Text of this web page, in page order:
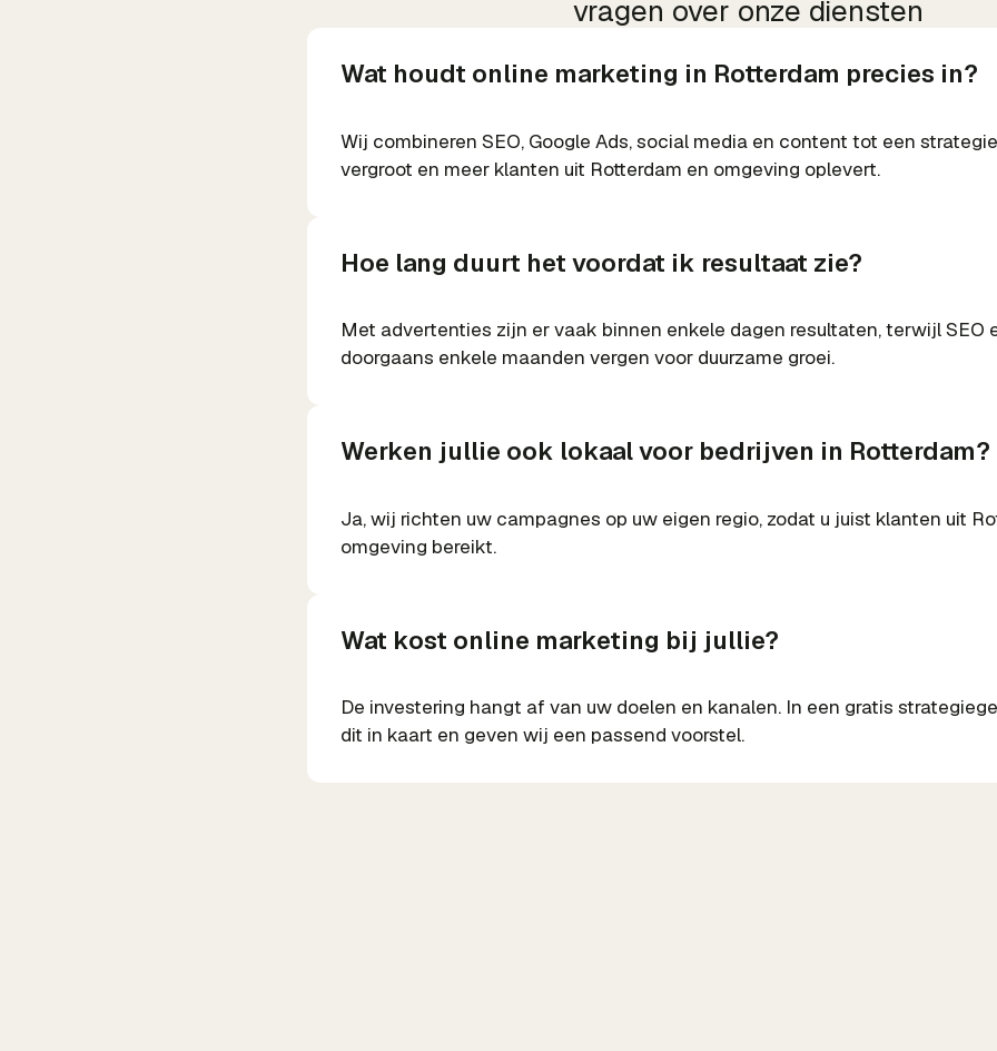
vragen over onze diensten
Wat houdt online marketing in Rotterdam precies in?
Wij combineren SEO, Google Ads, social media en content tot een
vergroot en meer klanten uit Rotterdam en omgeving oplevert.
Hoe lang duurt het voordat ik resultaat zie?
Met advertenties zijn er vaak binnen enkele dagen resultaten, terwijl SEO
doorgaans enkele maanden vergen voor duurzame groei.
Werken jullie ook lokaal voor bedrijven in Rotterdam?
Ja, wij richten uw campagnes op uw eigen regio, zodat u juist klanten uit
omgeving bereikt.
Wat kost online marketing bij jullie?
De investering hangt af van uw doelen en kanalen. In een gratis
dit in kaart en geven wij een passend voorstel.